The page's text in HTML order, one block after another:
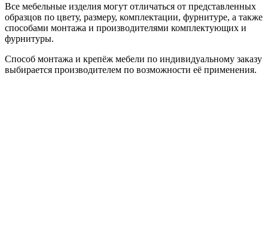
Все мебельные изделия могут отличаться от представленных
образцов по цвету, размеру, комплектации, фурнитуре, а также
способами монтажа и производителями комплектующих и
фурнитуры.
Способ монтажа и крепёж мебели по индивидуальному заказу
выбирается производителем по возможности её применения.